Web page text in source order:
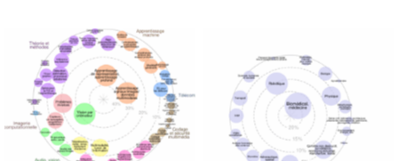
Expertises du GdR -
cartographie par Axes -
19/09/2025
Expertises du GdR -
cartographie par mots-clés
applicatifs - 19/09/2025